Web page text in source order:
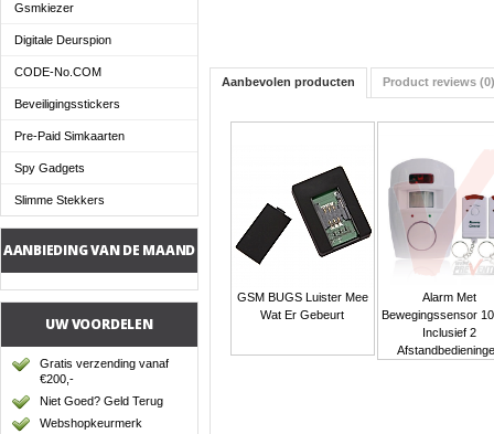
Gsmkiezer
Digitale Deurspion
CODE-No.COM
Beveiligingsstickers
Pre-Paid Simkaarten
Spy Gadgets
Slimme Stekkers
AANBIEDING VAN DE MAAND
UW VOORDELEN
Gratis verzending vanaf
€200,-
Niet Goed? Geld Terug
Webshopkeurmerk
Aanbevolen producten Product reviews (0)
GSM BUGS Luister Mee
Wat Er Gebeurt
Alarm Met
Bewegingssensor
Inclusief 2